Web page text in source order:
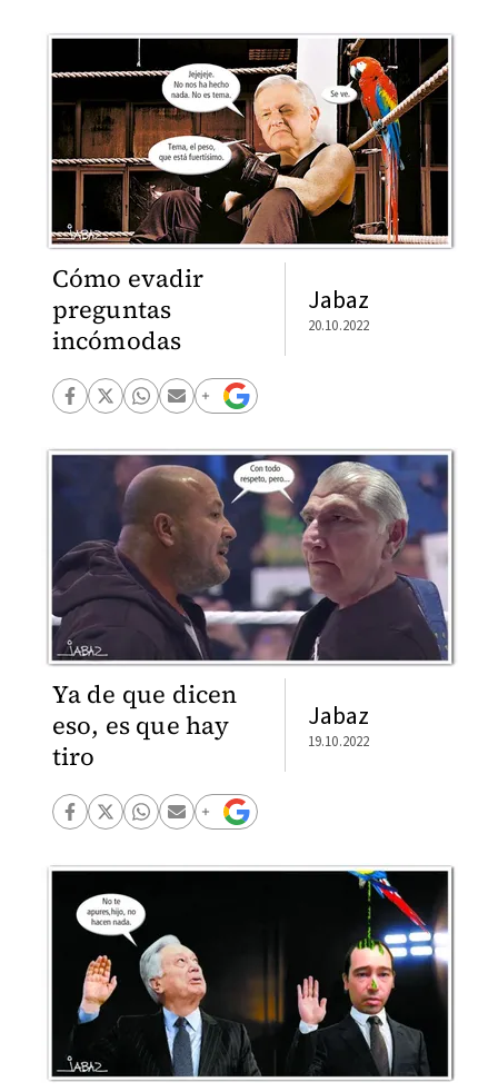
Cómo evadir
preguntas
incómodas
Jabaz
20.10.2022
Ya de que dicen
eso, es que hay
tiro
Jabaz
19.10.2022